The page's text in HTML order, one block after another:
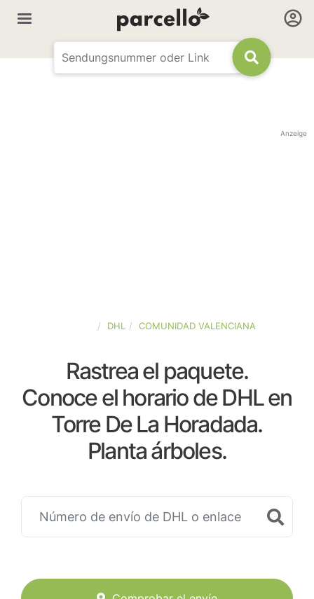
Anzeige
DHL COMUNIDAD VALENCIANA
Rastrea el paquete.
Conoce el horario de DHL en
Torre De La Horadada.
Planta árboles.